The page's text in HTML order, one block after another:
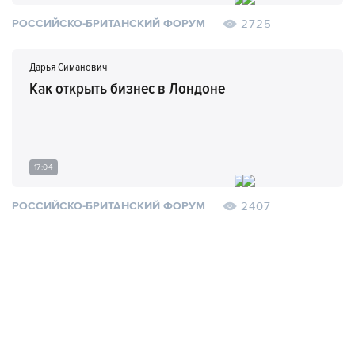
РОССИЙСКО-БРИТАНСКИЙ ФОРУМ 2725
Дарья Симанович
Как открыть бизнес в Лондоне
17:04
РОССИЙСКО-БРИТАНСКИЙ ФОРУМ 2407